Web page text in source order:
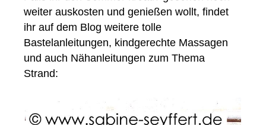
weiter auskosten und genießen wollt, findet
ihr auf dem Blog weitere tolle
Bastelanleitungen, kindgerechte Massagen
und auch Nähanleitungen zum Thema
Strand: